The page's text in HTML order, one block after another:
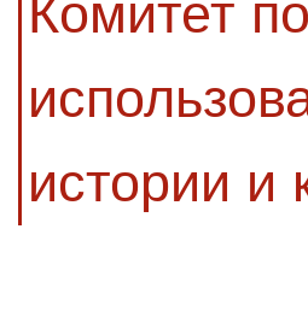
Комитет
истории и